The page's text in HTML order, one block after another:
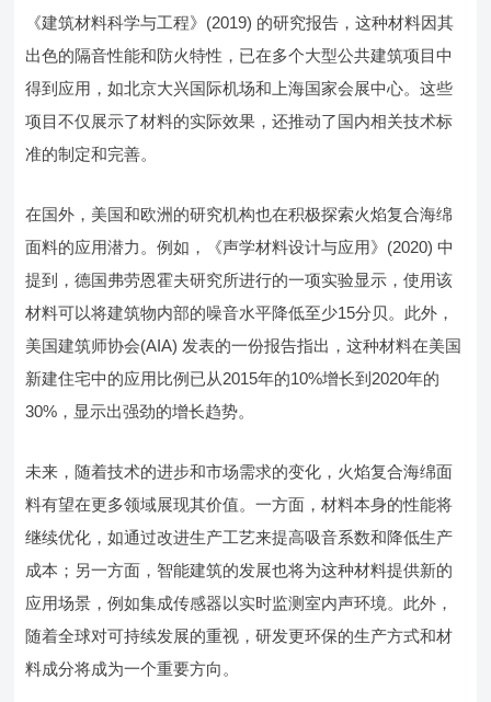
《建筑材料科学与工程》(2019) 的研究报告，这种材料因其
出色的隔音性能和防火特性，已在多个大型公共建筑项目中
得到应用，如北京大兴国际机场和上海国家会展中心。这些
项目不仅展示了材料的实际效果，还推动了国内相关技术标
准的制定和完善。
在国外，美国和欧洲的研究机构也在积极探索火焰复合海绵
面料的应用潜力。例如，《声学材料设计与应用》(2020) 中
提到，德国弗劳恩霍夫研究所进行的一项实验显示，使用该
材料可以将建筑物内部的噪音水平降低至少15分贝。此外，
美国建筑师协会(AIA) 发表的一份报告指出，这种材料在美国
新建住宅中的应用比例已从2015年的10%增长到2020年的
30%，显示出强劲的增长趋势。
未来，随着技术的进步和市场需求的变化，火焰复合海绵面
料有望在更多领域展现其价值。一方面，材料本身的性能将
继续优化，如通过改进生产工艺来提高吸音系数和降低生产
成本；另一方面，智能建筑的发展也将为这种材料提供新的
应用场景，例如集成传感器以实时监测室内声环境。此外，
随着全球对可持续发展的重视，研发更环保的生产方式和材
料成分将成为一个重要方向。